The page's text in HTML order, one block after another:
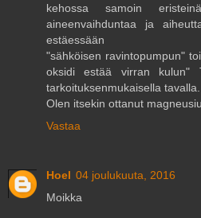
kehossa samoin
aineenvaihduntaa ja
estäessään
"sähköisen ravintopumpun"
oksidi estää virran kulun"
tarkoituksenmukaisella tavalla.
Olen itsekin ottanut
Vastaa
Hoel 04 joulukuuta, 2016
Moikka